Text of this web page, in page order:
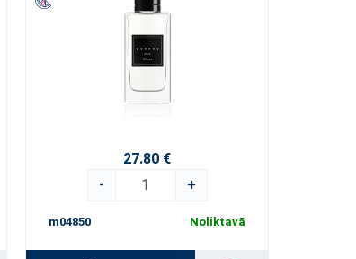
27.80 €
-
+
m04850 Noliktavā